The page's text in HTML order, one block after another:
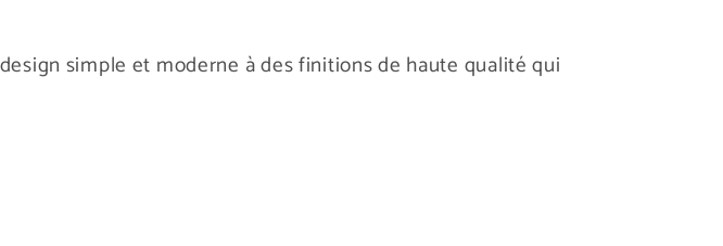
simple et moderne à des finitions de haute qualité qui